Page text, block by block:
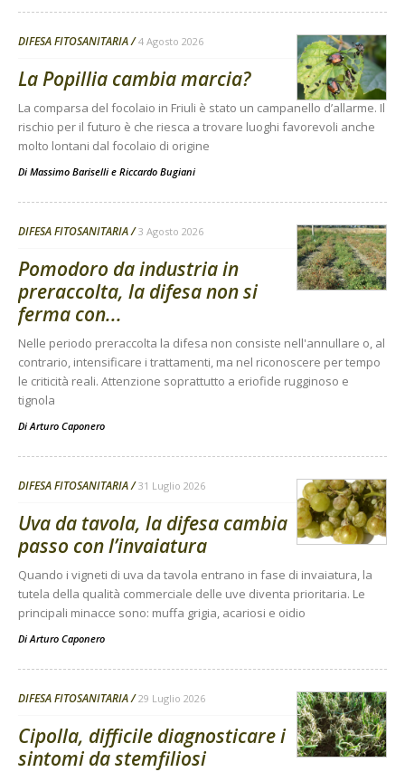
DIFESA FITOSANITARIA 4 Agosto 2026
La Popillia cambia marcia?
La comparsa del focolaio in Friuli è stato un campanello d’allarme. Il
rischio per il futuro è che riesca a trovare luoghi favorevoli anche
molto lontani dal focolaio di origine
Di Massimo Bariselli e Riccardo Bugiani
DIFESA FITOSANITARIA 3 Agosto 2026
Pomodoro da industria in
preraccolta, la difesa non si
ferma con...
Nelle periodo preraccolta la difesa non consiste nell'annullare o, al
contrario, intensificare i trattamenti, ma nel riconoscere per tempo
le criticità reali. Attenzione soprattutto a eriofide rugginoso e
tignola
Di Arturo Caponero
DIFESA FITOSANITARIA 31 Luglio 2026
Uva da tavola, la difesa cambia
passo con l’invaiatura
Quando i vigneti di uva da tavola entrano in fase di invaiatura, la
tutela della qualità commerciale delle uve diventa prioritaria. Le
principali minacce sono: muffa grigia, acariosi e oidio
Di Arturo Caponero
DIFESA FITOSANITARIA 29 Luglio 2026
Cipolla, difficile diagnosticare i
sintomi da stemfiliosi